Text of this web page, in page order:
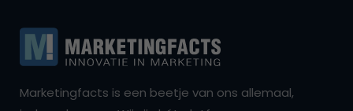
Marketingfacts is een beetje van ons allemaal,